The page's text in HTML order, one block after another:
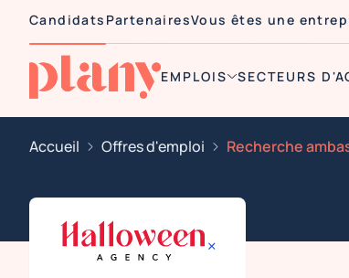
Candidats PartenairesVous êtes une
EMPLOIS SECTEURS
Accueil Offres d'emploi